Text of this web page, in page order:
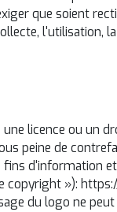
que soient
l'utilisation,
licence ou un
peine de
d'information
copyright »):
du logo ne